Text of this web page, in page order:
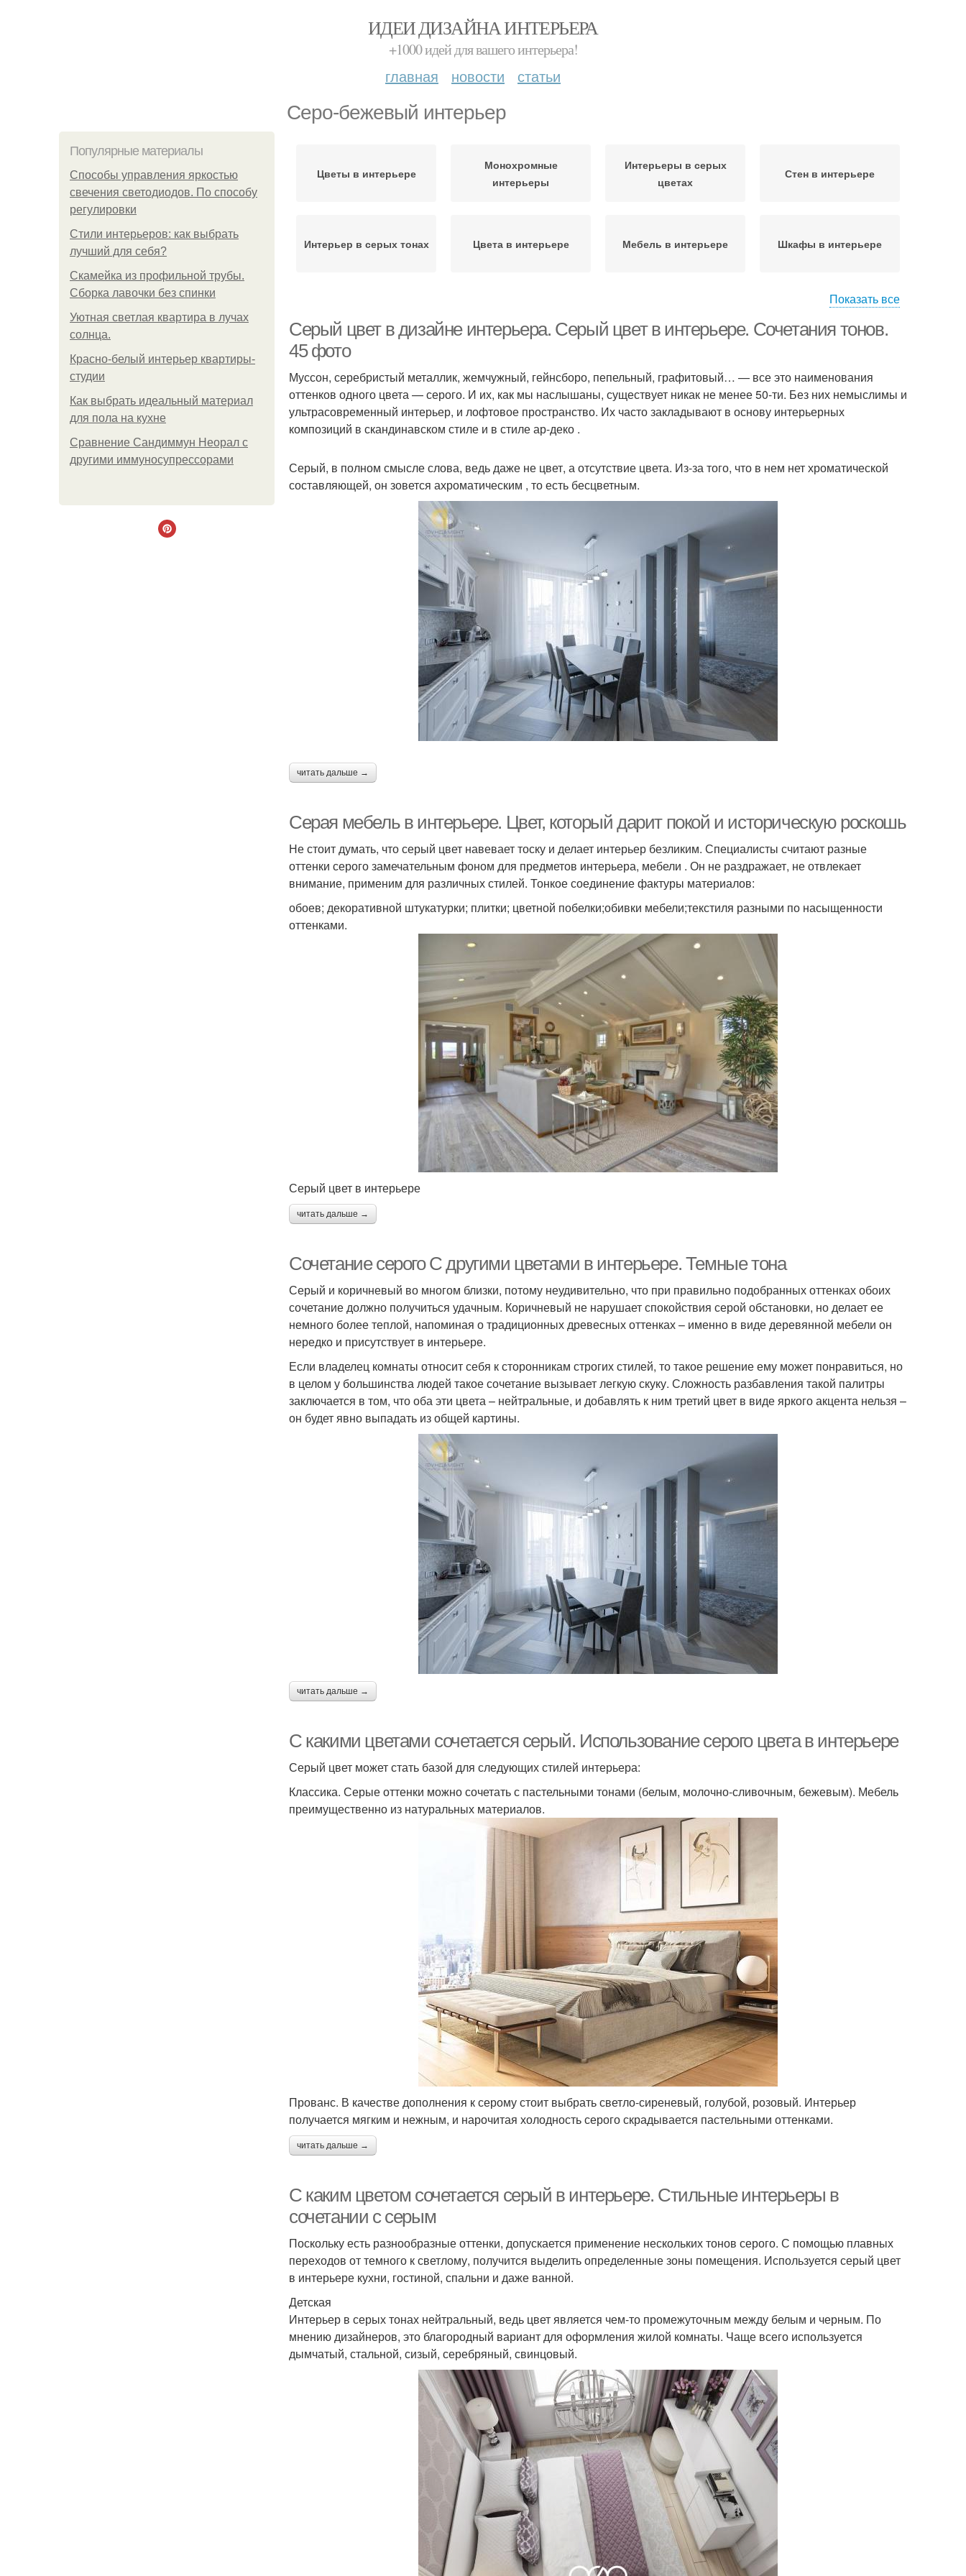
ИДЕИ ДИЗАЙНА ИНТЕРЬЕРА
+1000 идей для вашего интерьера!
главная новости статьи
Серо-бежевый интерьер
Популярные материалы
Способы управления яркостью
свечения светодиодов. По способу
регулировки
Стили интерьеров: как выбрать
лучший для себя?
Скамейка из профильной трубы.
Сборка лавочки без спинки
Уютная светлая квартира в лучах
солнца.
Красно-белый интерьер квартиры-
студии
Как выбрать идеальный материал
для пола на кухне
Сравнение Сандиммун Неорал с
другими иммуносупрессорами
Цветы в интерьере
Монохромные
интерьеры
Интерьеры в серых
цветах
Стен в интерьере
Интерьер в серых тонах Цвета в интерьере Мебель в интерьере Шкафы в интерьере
Бежево-коричневый
интерьер
Бежево-фиолетовый
интерьер
Бежево-розовый
интерьер
Сочетания в интерьере Тона в интерьере
акцентами
Сочетание в интерьере
Показать все
Серый цвет в дизайне интерьера. Серый цвет в интерьере. Сочетания тонов.
45 фото
Муссон, серебристый металлик, жемчужный, гейнсборо, пепельный, графитовый… — все это наименования
оттенков одного цвета — серого. И их, как мы наслышаны, существует никак не менее 50-ти. Без них немыслимы и
ультрасовременный интерьер, и лофтовое пространство. Их часто закладывают в основу интерьерных
композиций в скандинавском стиле и в стиле ар-деко .
Серый, в полном смысле слова, ведь даже не цвет, а отсутствие цвета. Из-за того, что в нем нет хроматической
составляющей, он зовется ахроматическим , то есть бесцветным.
читать дальше →
Серая мебель в интерьере. Цвет, который дарит покой и историческую роскошь
Не стоит думать, что серый цвет навевает тоску и делает интерьер безликим. Специалисты считают разные
оттенки серого замечательным фоном для предметов интерьера, мебели . Он не раздражает, не отвлекает
внимание, применим для различных стилей. Тонкое соединение фактуры материалов:
обоев; декоративной штукатурки; плитки; цветной побелки;обивки мебели;текстиля разными по насыщенности
оттенками.
Серый цвет в интерьере
читать дальше →
Сочетание серого С другими цветами в интерьере. Темные тона
Серый и коричневый во многом близки, потому неудивительно, что при правильно подобранных оттенках обоих
сочетание должно получиться удачным. Коричневый не нарушает спокойствия серой обстановки, но делает ее
немного более теплой, напоминая о традиционных древесных оттенках – именно в виде деревянной мебели он
нередко и присутствует в интерьере.
Если владелец комнаты относит себя к сторонникам строгих стилей, то такое решение ему может понравиться, но
в целом у большинства людей такое сочетание вызывает легкую скуку. Сложность разбавления такой палитры
заключается в том, что оба эти цвета – нейтральные, и добавлять к ним третий цвет в виде яркого акцента нельзя –
он будет явно выпадать из общей картины.
читать дальше →
С какими цветами сочетается серый. Использование серого цвета в интерьере
Серый цвет может стать базой для следующих стилей интерьера:
Классика. Серые оттенки можно сочетать с пастельными тонами (белым, молочно-сливочным, бежевым). Мебель
преимущественно из натуральных материалов.
Прованс. В качестве дополнения к серому стоит выбрать светло-сиреневый, голубой, розовый. Интерьер
получается мягким и нежным, и нарочитая холодность серого скрадывается пастельными оттенками.
читать дальше →
С каким цветом сочетается серый в интерьере. Стильные интерьеры в
сочетании с серым
Поскольку есть разнообразные оттенки, допускается применение нескольких тонов серого. С помощью плавных
переходов от темного к светлому, получится выделить определенные зоны помещения. Используется серый цвет
в интерьере кухни, гостиной, спальни и даже ванной.
Детская
Интерьер в серых тонах нейтральный, ведь цвет является чем-то промежуточным между белым и черным. По
мнению дизайнеров, это благородный вариант для оформления жилой комнаты. Чаще всего используется
дымчатый, стальной, сизый, серебряный, свинцовый.